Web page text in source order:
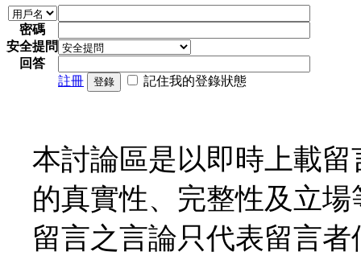
密碼
安全提問
回答
註冊
登錄 記住我的登錄狀態
本討論區是以即時上載
的真實性、完整性及立
留言之言論只代表留言